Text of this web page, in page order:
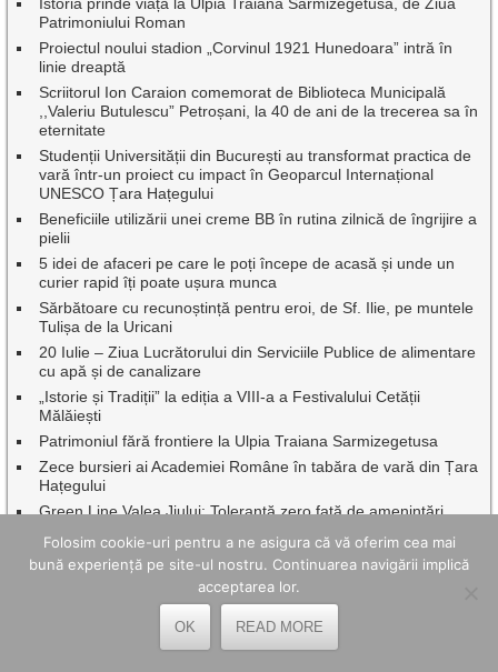
Patrimoniului Roman
Proiectul noului stadion „Corvinul 1921 Hunedoara” intră în
linie dreaptă
Scriitorul Ion Caraion comemorat de Biblioteca Municipală
,,Valeriu Butulescu” Petroșani, la 40 de ani de la trecerea sa în
eternitate
Studenții Universității din București au transformat practica de
vară într-un proiect cu impact în Geoparcul Internațional
UNESCO Țara Hațegului
Beneficiile utilizării unei creme BB în rutina zilnică de îngrijire a
pielii
5 idei de afaceri pe care le poți începe de acasă și unde un
curier rapid îți poate ușura munca
Sărbătoare cu recunoștință pentru eroi, de Sf. Ilie, pe muntele
Tulișa de la Uricani
20 Iulie – Ziua Lucrătorului din Serviciile Publice de alimentare
cu apă și de canalizare
„Istorie și Tradiții” la ediția a VIII-a a Festivalului Cetății
Mălăiești
Patrimoniul fără frontiere la Ulpia Traiana Sarmizegetusa
Zece bursieri ai Academiei Române în tabăra de vară din Țara
Hațegului
Green Line Valea Jiului: Toleranță zero față de amenințări,
Dr.ing. Benor Voicescu, împreună cu o seamă de profesori
emeriți ai Universității din Petroșani au fost onorați de
Continuă asfaltările, pe mai multe artere rutiere din Petroșani
Folosim cookie-uri pentru a ne asigura că vă oferim cea mai
bună experiență pe site-ul nostru. Continuarea navigării implică
acceptarea lor.
OK READ MORE